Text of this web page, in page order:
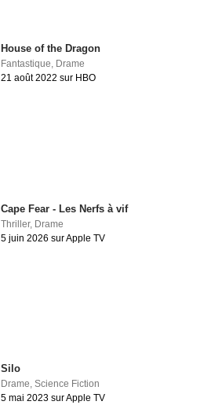
House of the Dragon
Fantastique, Drame
21 août 2022 sur HBO
Cape Fear - Les Nerfs à vif
Thriller, Drame
5 juin 2026 sur Apple TV
Silo
Drame,Science Fiction
5 mai 2023 sur Apple TV